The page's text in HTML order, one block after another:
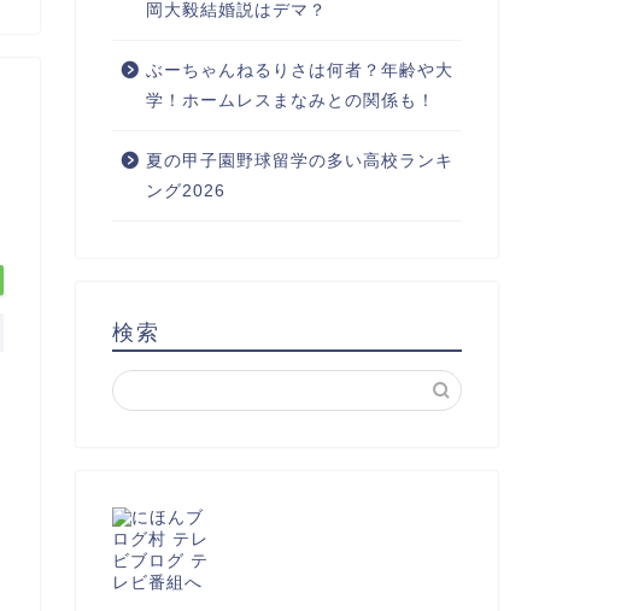
岡大毅結婚説はデマ？
ぶーちゃんねるりさは何者？年齢や大
学！ホームレスまなみとの関係も！
夏の甲子園野球留学の多い高校ランキ
ング2026
検索